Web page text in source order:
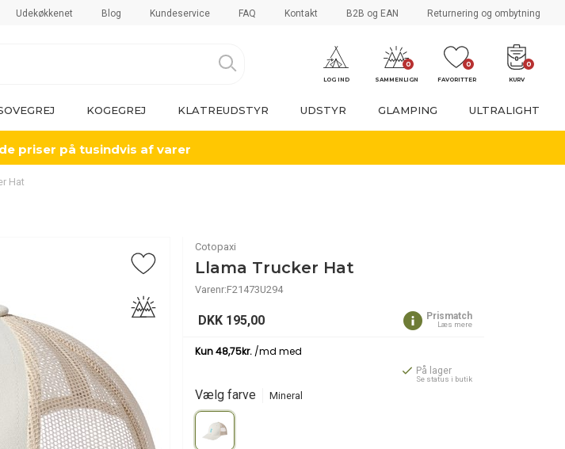
Udekøkkenet Blog Kundeservice FAQ Kontakt B2B og EAN Returnering og ombytning
LOG IND
0
SAMMENLIGN
0
FAVORITTER
0
KURV
KOGEGREJ KLATREUDSTYR UDSTYR GLAMPING ULTRALIGHT
priser på tusindvis af varer
Hat
Cotopaxi
Llama Trucker Hat
Varenr:F21473U294
DKK 195,00 Prismatch
Læs mere
På lager
Se status i butik
Vælg farve Mineral